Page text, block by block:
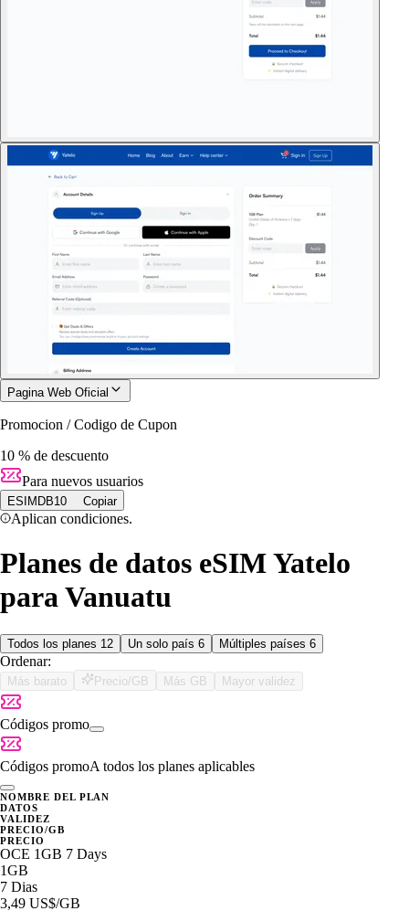
Pagina Web Oficial
Promocion / Codigo de Cupon
10 % de descuento
Para nuevos usuarios
ESIMDB10 Copiar
Aplican condiciones.
Planes de datos eSIM Yatelo
para Vanuatu
Todos los planes 12 Un solo país 6 Múltiples países 6
Ordenar:
Más barato Precio/GB Más GB Mayor validez
Códigos promo
Códigos promoA todos los planes aplicables
NOMBRE DEL PLAN
DATOS
VALIDEZ
PRECIO/GB
PRECIO
OCE 1GB 7 Days
1GB
7 Dias
3,49 US$/GB